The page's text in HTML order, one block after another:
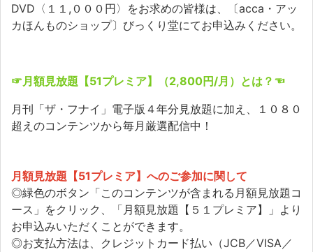
DVD〈１１,０００円〉をお求めの皆様は、〔acca・アッ
カほんものショップ〕びっくり堂にてお申込みください。
☞月額見放題【51プレミア】（2,800円/月）とは？☜
月刊「ザ・フナイ」電子版４年分見放題に加え、１０８０
超えのコンテンツから毎月厳選配信中！
月額見放題【51プレミア】へのご参加に関して
◎緑色のボタン「このコンテンツが含まれる月額見放題コ
ース」をクリック、「月額見放題【５１プレミア】」より
お申込みいただくことができます。
◎お支払方法は、クレジットカード払い（JCB／VISA／